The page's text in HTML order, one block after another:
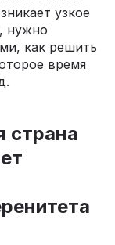
узкое
нужно
как решить
время
страна